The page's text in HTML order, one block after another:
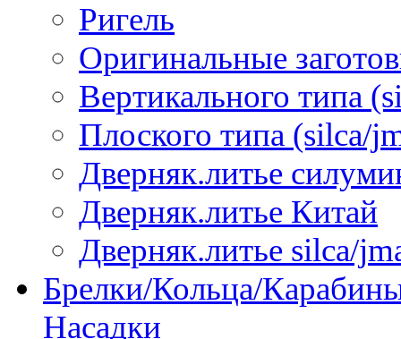
Ригель
Оригинальные
Вертикального типа
Плоского типа (silca/
Дверняк.литье
Дверняк.литье Китай
Дверняк.литье silca/
Брелки/Кольца/
Насадки